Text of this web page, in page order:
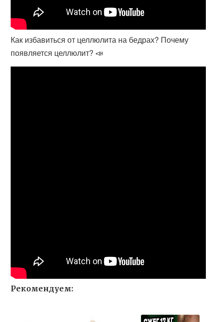
Как избавиться от целлюлита на бедрах? Почему
появляется целлюлит? 📣
Рекомендуем: